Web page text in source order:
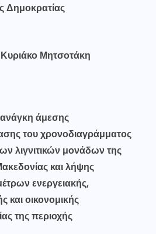
Δημοκρατίας
Μητσοτάκη
άμεσης
του χρονοδιαγράμματος
λιγνιτικών μονάδων της
και λήψης
ενεργειακής,
και οικονομικής
της περιοχής